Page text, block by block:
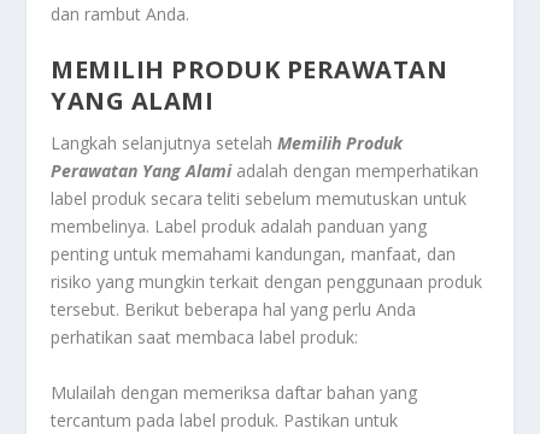
dan rambut Anda.
MEMILIH PRODUK PERAWATAN
YANG ALAMI
Langkah selanjutnya setelahMemilih Produk
Perawatan Yang Alamiadalah dengan memperhatikan
label produk secara teliti sebelum memutuskan untuk
membelinya. Label produk adalah panduan yang
penting untuk memahami kandungan, manfaat, dan
risiko yang mungkin terkait dengan penggunaan produk
tersebut. Berikut beberapa hal yang perlu Anda
perhatikan saat membaca label produk:
Mulailah dengan memeriksa daftar bahan yang
tercantum pada label produk. Pastikan untuk